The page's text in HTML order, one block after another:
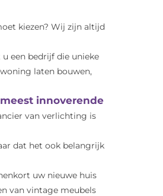
kiezen? Wij zijn altijd
u een bedrijf die unieke
laten bouwen,
innoverende
van verlichting is
dat het ook belangrijk
uw nieuwe huis
van vintage meubels